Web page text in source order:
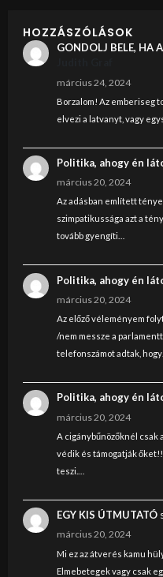
HOZZÁSZÓLÁSOK
GONDOLJ BELE, HA
március 24, 2024
Borzalom! Az emberiseg
elvezi a latvanyt, vagy
Politika, ahogy én
március 20, 2024
Az adásban említett
szimpatikussága azt a
tovább gyengíti…
Politika, ahogy én
március 20, 2024
Az előző véleményem
/nem messze a
telefonszámot adtak, hogy…
Politika, ahogy én
március 20, 2024
A cigánybűnözőknél csak
védik és támogatják
teszi.…
EGY KIS ÚTMUTATÓ
március 20, 2024
Mi ez az átverés kamu
Elmebetegek vagy csak